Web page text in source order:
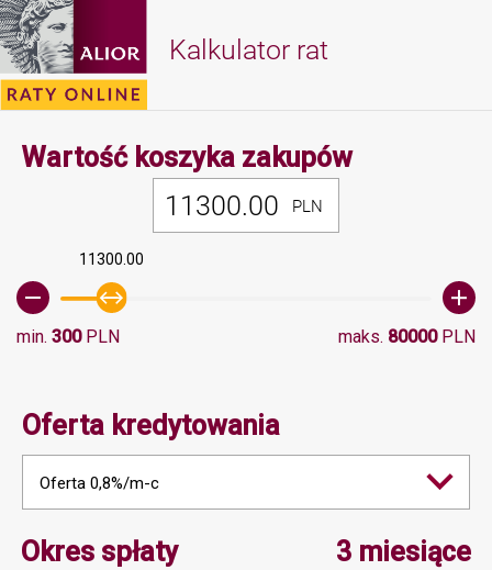
Kalkulator rat
Wartość koszyka zakupówMinimalna
PLN
11300.00
min. 300PLN maks. 80000PLN
Oferta kredytowania
Oferta 0,8%/m-c
Okres spłatyMinimalna wartość 3,
3 miesiące